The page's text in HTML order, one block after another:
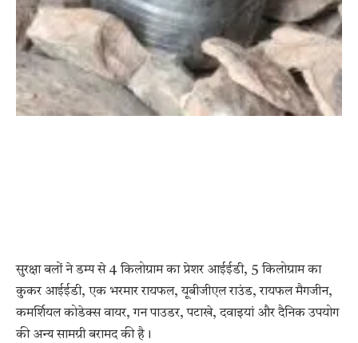
सुरक्षा बलों ने डम्प से 4 किलोग्राम का प्रेशर आईईडी, 5 किलोग्राम का
कुकर आईईडी, एक भरमार रायफल, यूबीजीएल राउंड, रायफल मैगजीन,
कमर्शियल कोडेक्स वायर, गन पाउडर, पटाखे, दवाइयां और दैनिक उपयोग
की अन्य सामग्री बरामद की है।